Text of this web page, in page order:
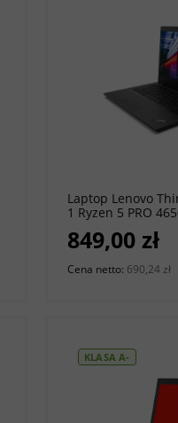
Laptop Lenovo
1 Ryzen 5 PRO
Windows 11 Pro [A-]
849,00 zł
Cena netto: 690,24 zł
KLASA A-